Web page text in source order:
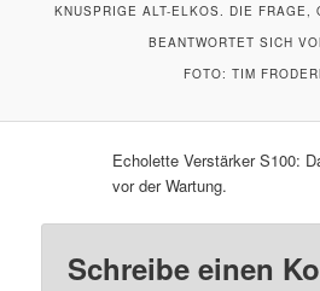
KNUSPRIGE ALT-ELKOS. DIE FRAGE,
BEANTWORTET SICH
FOTO: TIM
Echolette Verstärker S100:
vor der Wartung.
Schreibe einen